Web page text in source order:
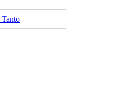
Tanto